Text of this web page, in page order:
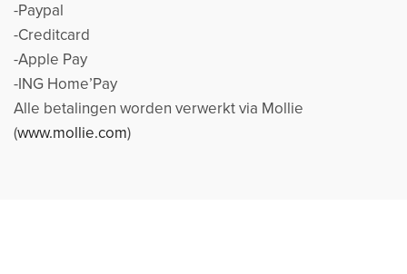
-Paypal
-Creditcard
-Apple Pay
-ING Home’Pay
Alle betalingen worden verwerkt via Mollie
(www.mollie.com)